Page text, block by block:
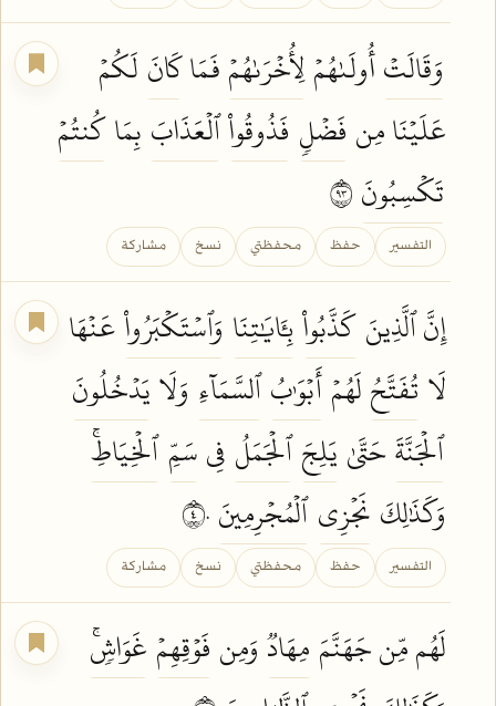
وَقَالَتۡأُولَىٰهُمۡلِأُخۡرَىٰهُمۡفَمَاكَانَ لَكُمۡ
عَلَيۡنَا مِن فَضۡلٖ فَذُوقُواْٱلۡعَذَابَ بِمَاكُنتُمۡ
تَكۡسِبُونَ
التفسير حفظ محفظتي نسخ مشاركة
إِنَّ ٱلَّذِينَكَذَّبُواْ بِـَٔايَٰتِنَا وَٱسۡتَكۡبَرُواْعَنۡهَا
لَا تُفَتَّحُلَهُمۡأَبۡوَٰبُٱلسَّمَآءِ وَلَايَدۡخُلُونَ
ٱلۡجَنَّةَحَتَّىٰ يَلِجَٱلۡجَمَلُ فِيسَمِّٱلۡخِيَاطِۚ
وَكَذَٰلِكَ نَجۡزِيٱلۡمُجۡرِمِينَ
التفسير حفظ محفظتي نسخ مشاركة
لَهُم مِّن جَهَنَّمَ مِهَادٞوَمِن فَوۡقِهِمۡغَوَاشٖۚ